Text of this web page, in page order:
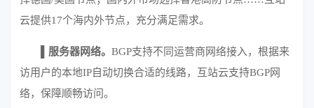
云提供17个海内外节点，充分满足需求。
▌服务器网络。 BGP支持不同运营商网络接入，根据来
访用户的本地IP自动切换合适的线路，互站云支持BGP网
络，保障顺畅访问。